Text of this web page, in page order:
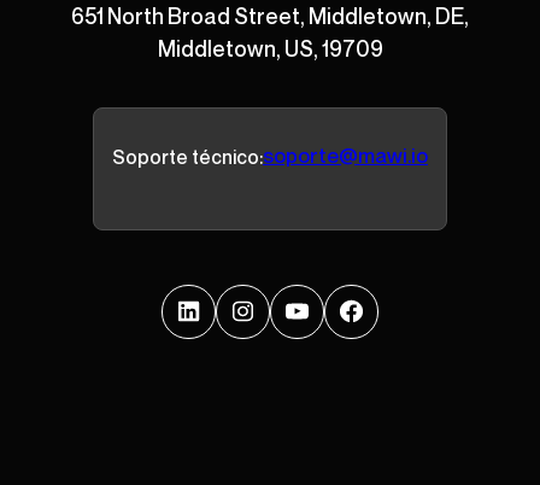
651 North Broad Street, Middletown, DE,
Middletown, US, 19709
Soporte técnico:soporte@mawi.io